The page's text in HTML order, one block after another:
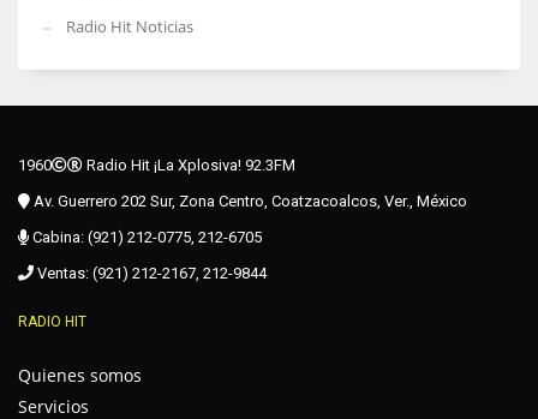
Radio Hit Noticias
1960
Radio Hit ¡La Xplosiva! 92.3FM
Av. Guerrero 202 Sur, Zona Centro, Coatzacoalcos, Ver., México
Cabina: (921) 212-0775, 212-6705
Ventas: (921) 212-2167, 212-9844
RADIO HIT
Quienes somos
Servicios